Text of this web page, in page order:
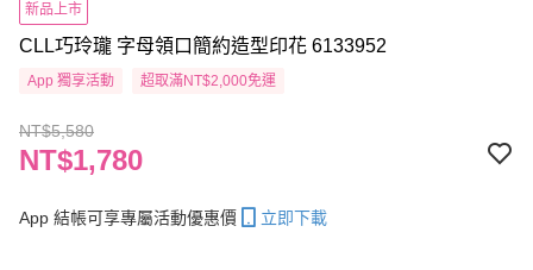
新品上市
CLL巧玲瓏 字母領口簡約造型印花 6133952
App 獨享活動 超取滿NT$2,000免運
NT$5,580
NT$1,780
App 結帳可享專屬活動優惠價 立即下載